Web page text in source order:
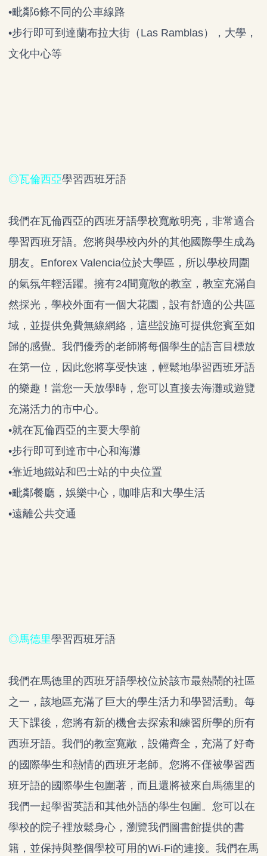
•毗鄰6條不同的公車線路
•步行即可到達蘭布拉大街（Las Ramblas），大學，
文化中心等
◎瓦倫西亞學習西班牙語
我們在瓦倫西亞的西班牙語學校寬敞明亮，非常適合
學習西班牙語。您將與學校內外的其他國際學生成為
朋友。Enforex Valencia位於大學區，所以學校周圍
的氣氛年輕活躍。擁有24間寬敞的教室，教室充滿自
然採光，學校外面有一個大花園，設有舒適的公共區
域，並提供免費無線網絡，這些設施可提供您賓至如
歸的感覺。我們優秀的老師將每個學生的語言目標放
在第一位，因此您將享受快速，輕鬆地學習西班牙語
的樂趣！當您一天放學時，您可以直接去海灘或遊覽
充滿活力的市中心。
•就在瓦倫西亞的主要大學前
•步行即可到達市中心和海灘
•靠近地鐵站和巴士站的中央位置
•毗鄰餐廳，娛樂中心，咖啡店和大學生活
•遠離公共交通
◎馬德里學習西班牙語
我們在馬德里的西班牙語學校位於該市最熱鬧的社區
之一，該地區充滿了巨大的學生活力和學習活動。每
天下課後，您將有新的機會去探索和練習所學的所有
西班牙語。我們的教室寬敞，設備齊全，充滿了好奇
的國際學生和熱情的西班牙老師。您將不僅被學習西
班牙語的國際學生包圍著，而且還將被來自馬德里的
我們一起學習英語和其他外語的學生包圍。您可以在
學校的院子裡放鬆身心，瀏覽我們圖書館提供的書
籍，並保持與整個學校可用的Wi-Fi的連接。我們在馬